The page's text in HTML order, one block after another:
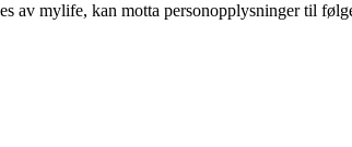
av mylife, kan motta personopplysninger til